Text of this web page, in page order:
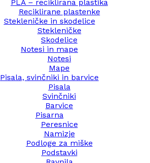
PLA – reciklirana plastika
Reciklirane plastenke
Stekleničke in skodelice
Stekleničke
Skodelice
Notesi in mape
Notesi
Mape
Pisala, svinčniki in barvice
Pisala
Svinčniki
Barvice
Pisarna
Peresnice
Namizje
Podloge za miške
Podstavki